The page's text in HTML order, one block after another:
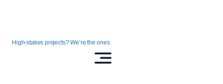
High-stakes projects? We’re the ones